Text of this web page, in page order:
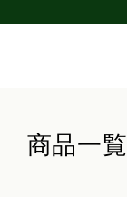
商品一覧